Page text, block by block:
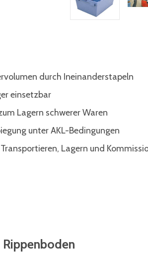
durch Ineinanderstapeln
einsetzbar
Lagern schwerer Waren
unter AKL-Bedingungen
Lagern und